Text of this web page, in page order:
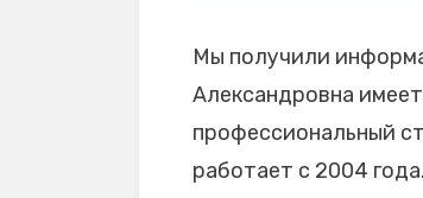
Мы получили
Александровна
профессиональный
работает с 2004 года.